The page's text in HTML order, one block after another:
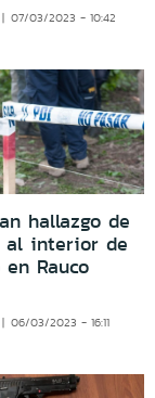
07/03/2023 - 10:42
hallazgo de
al interior de
Rauco
06/03/2023 - 16:11